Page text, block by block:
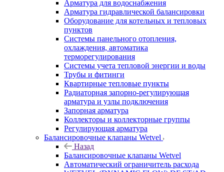
Арматура для водоснабжения
Арматура гидравлической балансировки
Оборудование для котельных и тепловых
пунктов
Системы панельного отопления,
охлаждения, автоматика
терморегулирования
Системы учета тепловой энергии и воды
Трубы и фитинги
Квартирные тепловые пункты
Радиаторная запорно-регулирующая
арматура и узлы подключения
Запорная арматура
Коллекторы и коллекторные группы
Регулирующая арматура
Балансировочные клапаны Wetvel
Назад
Балансировочные клапаны Wetvel
Автоматический ограничитель расхода